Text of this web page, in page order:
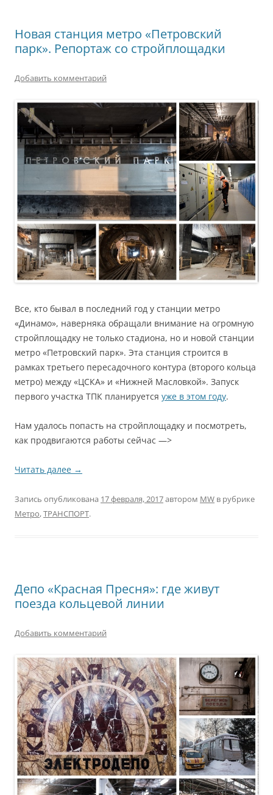
Новая станция метро «Петровский
парк». Репортаж со стройплощадки
Добавить комментарий
Все, кто бывал в последний год у станции метро
«Динамо», наверняка обращали внимание на огромную
стройплощадку не только стадиона, но и новой станции
метро «Петровский парк». Эта станция строится в
рамках третьего пересадочного контура (второго кольца
метро) между «ЦСКА» и «Нижней Масловкой». Запуск
первого участка ТПК планируется уже в этом году.
Нам удалось попасть на стройплощадку и посмотреть,
как продвигаются работы сейчас —>
Читать далее →
Запись опубликована 17 февраля, 2017автором MW в рубрике
Метро,ТРАНСПОРТ.
Депо «Красная Пресня»: где живут
поезда кольцевой линии
Добавить комментарий